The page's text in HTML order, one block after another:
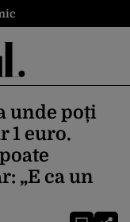
unde poți
1 euro.
„E ca un